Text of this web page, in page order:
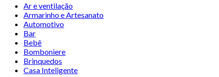
Ar e ventilação
Armarinho e Artesanato
Automotivo
Bar
Bebê
Bomboniere
Brinquedos
Casa Inteligente